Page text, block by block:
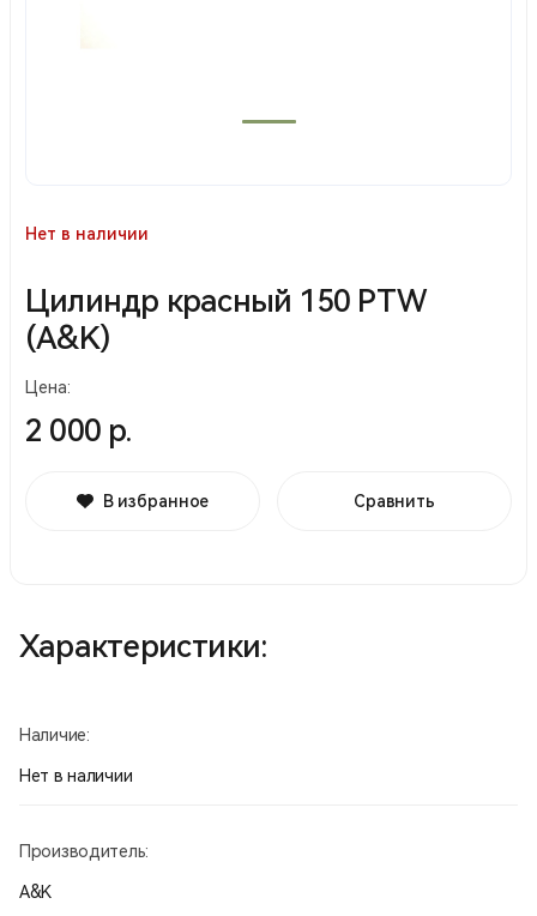
Нет в наличии
Цилиндр красный 150 PTW
(A&K)
Цена:
2 000 р.
В избранное Сравнить
Характеристики:
Наличие:
Нет в наличии
Производитель:
A&K